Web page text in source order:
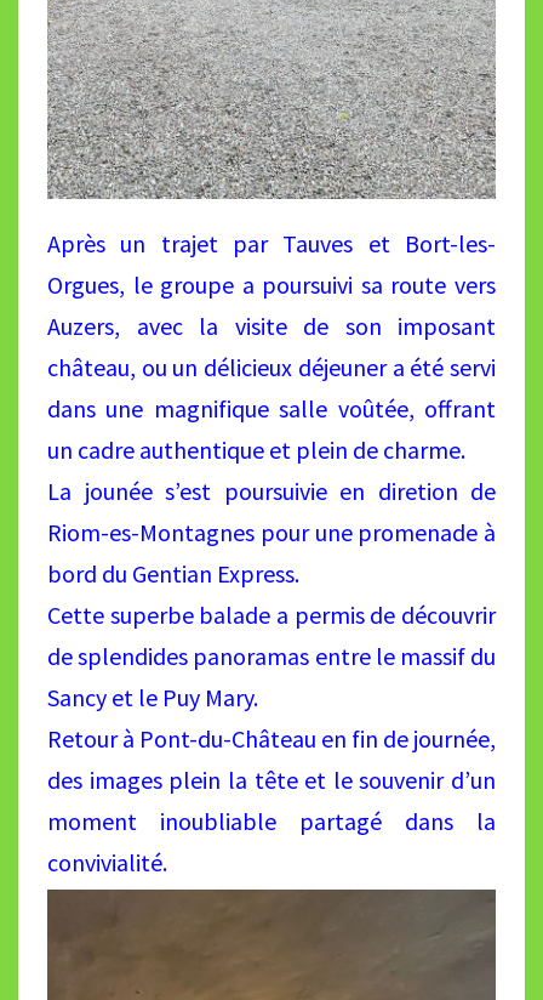
Après un trajet par Tauves et Bort-les-
Orgues, le groupe a poursuivi sa route vers
Auzers, avec la visite de son imposant
château, ou un délicieux déjeuner a été servi
dans une magnifique salle voûtée, offrant
un cadre authentique et plein de charme.
La jounée s’est poursuivie en diretion de
Riom-es-Montagnes pour une promenade à
bord du Gentian Express.
Cette superbe balade a permis de découvrir
de splendides panoramas entre le massif du
Sancy et le Puy Mary.
Retour à Pont-du-Château en fin de journée,
des images plein la tête et le souvenir d’un
moment inoubliable partagé dans la
convivialité.